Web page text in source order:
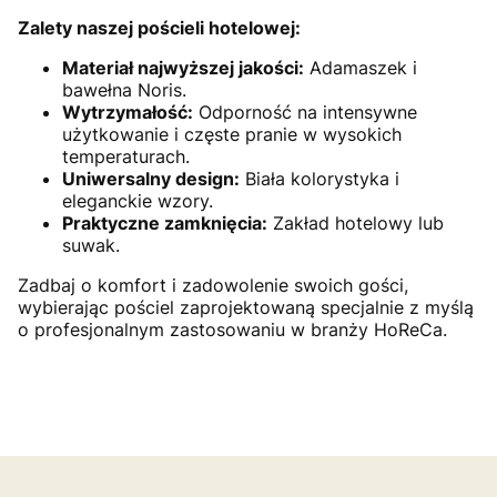
Zalety naszej pościeli hotelowej:
Materiał najwyższej jakości: Adamaszek i
bawełna Noris.
Wytrzymałość: Odporność na intensywne
użytkowanie i częste pranie w wysokich
temperaturach.
Uniwersalny design: Biała kolorystyka i
eleganckie wzory.
Praktyczne zamknięcia: Zakład hotelowy lub
suwak.
Zadbaj o komfort i zadowolenie swoich gości,
wybierając pościel zaprojektowaną specjalnie z myślą
o profesjonalnym zastosowaniu w branży HoReCa.